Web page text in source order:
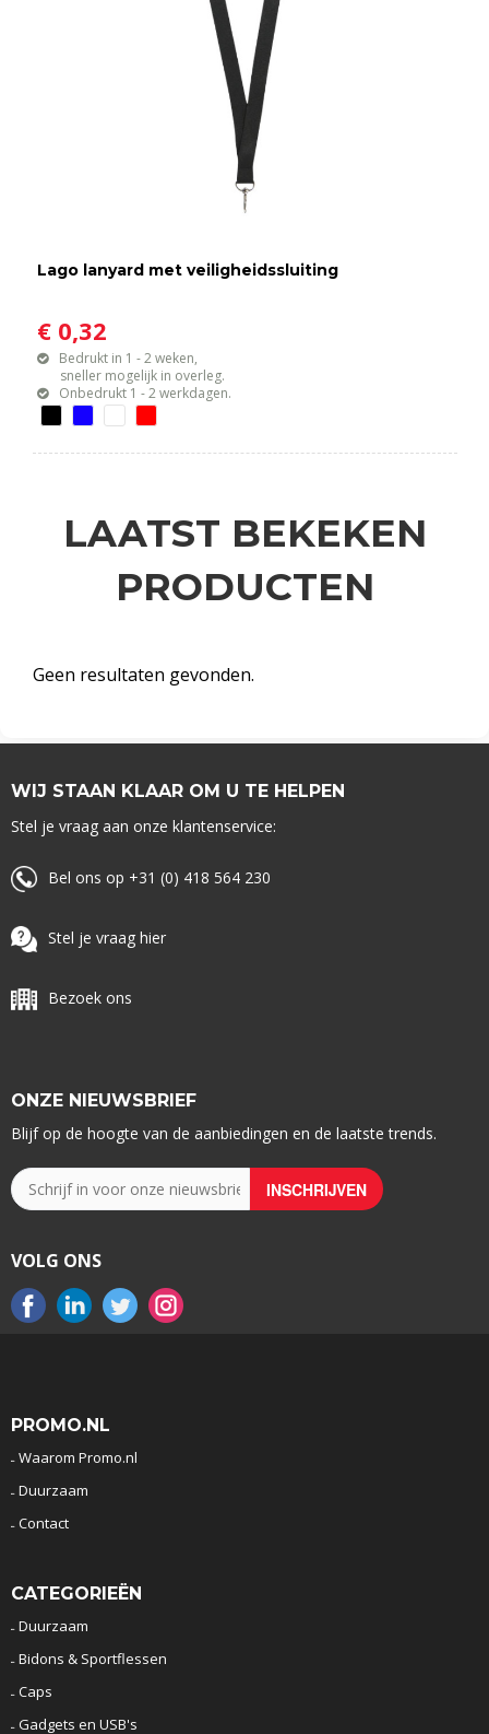
Lago lanyard met veiligheidssluiting
€ 0,32
Bedrukt in 1 - 2 weken,
sneller mogelijk in overleg.
Onbedrukt 1 - 2 werkdagen.
LAATST BEKEKEN
PRODUCTEN
Geen resultaten gevonden.
WIJ STAAN KLAAR OM U TE HELPEN
Stel je vraag aan onze klantenservice:
Bel ons op +31 (0) 418 564 230
Stel je vraag hier
Bezoek ons
ONZE NIEUWSBRIEF
Blijf op de hoogte van de aanbiedingen en de laatste trends.
VOLG ONS
PROMO.NL
Waarom Promo.nl
Duurzaam
Contact
CATEGORIEËN
Duurzaam
Bidons & Sportflessen
Caps
Gadgets en USB's